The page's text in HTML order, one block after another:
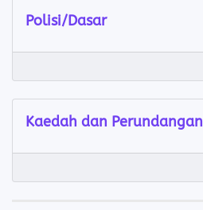
Polisi/Dasar
Kaedah dan Perundangan